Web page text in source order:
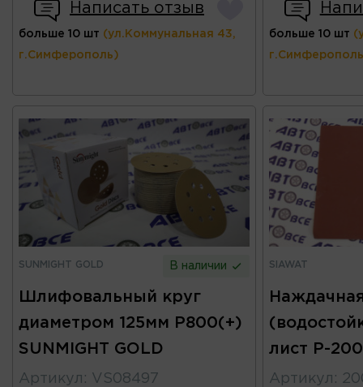
Написать отзыв
больше 10 шт (ул.Коммунальная 43,
г.Симферополь)
больше 10 шт
SUNMIGHT GOLD В наличии
Шлифовальный круг
диаметром 125мм P800(+)
SUNMIGHT GOLD
Артикул : VS08497
SIAWAT
лист Р-
Артикул :